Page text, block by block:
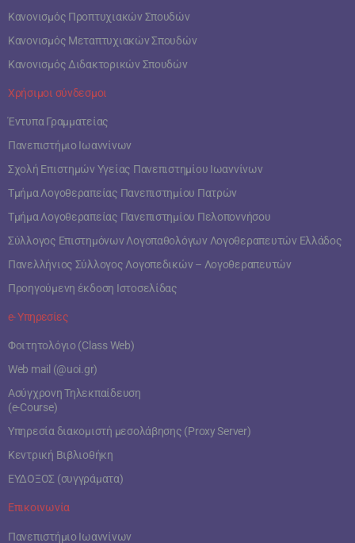
Κανονισμός Προπτυχιακών Σπουδών
Κανονισμός Μεταπτυχιακών Σπουδών
Κανονισμός Διδακτορικών Σπουδών
Χρήσιμοι σύνδεσμοι
Έντυπα Γραμματείας
Πανεπιστήμιο Ιωαννίνων
Σχολή Επιστημών Υγείας Πανεπιστημίου Ιωαννίνων
Τμήμα Λογοθεραπείας Πανεπιστημίου Πατρών
Τμήμα Λογοθεραπείας Πανεπιστημίου Πελοποννήσου
Σύλλογος Επιστημόνων Λογοπαθολόγων Λογοθεραπευτών Ελλάδος
Πανελλήνιος Σύλλογος Λογοπεδικών – Λογοθεραπευτών
Προηγούμενη έκδοση Ιστοσελίδας
e- Υπηρεσίες
Φοιτητολόγιο (Class Web)
Web mail (@uoi.gr)
Ασύγχρονη Τηλεκπαίδευση
(e-Course)
Υπηρεσία διακομιστή μεσολάβησης (Proxy Server)
Κεντρική Βιβλιοθήκη
ΕΥΔΟΞΟΣ (συγγράματα)
Επικοινωνία
Πανεπιστήμιο Ιωαννίνων